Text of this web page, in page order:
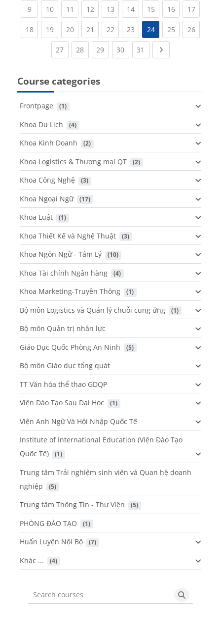
9(current)
10(current)
11 (current)
12(current)
13(current)
14(current)
15(current)
16(current)
17
18(current)
19(current)
20(current)
21 (current)
22(current)
23(current)
24 25(current)
26
27(current)
28(current)
29(current)
30(current)
31 (current)Next page
Course categories
Frontpage (1)
Khoa Du Lịch (4)
Khoa Kinh Doanh (2)
Khoa Logistics & Thương mại QT (2)
Khoa Công Nghệ (3)
Khoa Ngoại Ngữ (17)
Khoa Luật (1)
Khoa Thiết Kế và Nghệ Thuật (3)
Khoa Ngôn Ngữ - Tâm Lý (10)
Khoa Tài chính Ngân hàng (4)
Khoa Marketing-Truyền Thông (1)
Bộ môn Logistics và Quản lý chuỗi cung ứng (1)
Bộ môn Quản trị nhân lực
Giáo Dục Quốc Phòng An Ninh
(5)
Bộ môn Giáo dục tổng quát
TT Văn hóa thể thao GDQP
Viện Đào Tạo Sau Đại Học
(1)
Viện Anh Ngữ Và Hội Nhập Quốc Tế
Institute of International Education (Viện Đào Tạo
Quốc Tế)
(1)
Trung tâm Trải nghiệm sinh viên và Quan hệ doanh
nghiệp
(5)
Trung tâm Thông Tin - Thư Viện (5)
PHÒNG ĐÀO TẠO (1)
Huấn Luyện Nội Bộ (7)
Khác ... (4)
Search courses Search